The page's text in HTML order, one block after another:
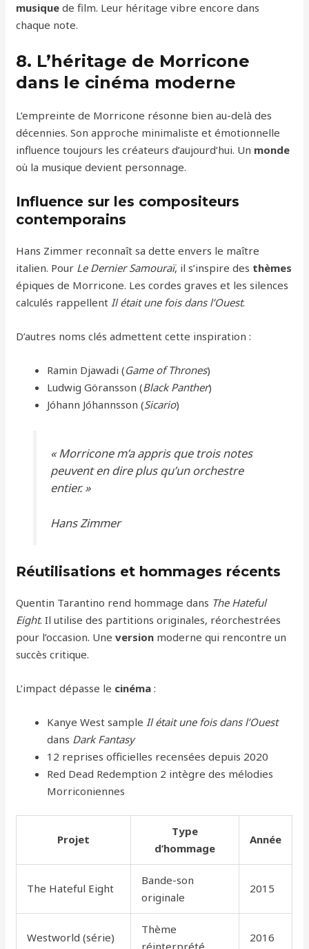
musique de film. Leur héritage vibre encore dans
chaque note.
8. L’héritage de Morricone
dans le cinéma moderne
L’empreinte de Morricone résonne bien au-delà des
décennies. Son approche minimaliste et émotionnelle
influence toujours les créateurs d’aujourd’hui. Un monde
où la musique devient personnage.
Influence sur les compositeurs
contemporains
Hans Zimmer reconnaît sa dette envers le maître
italien. Pour Le Dernier Samouraï, il s’inspire des thèmes
épiques de Morricone. Les cordes graves et les silences
calculés rappellentIl était une fois dans l’Ouest.
D’autres noms clés admettent cette inspiration :
Ramin Djawadi (Game of Thrones)
Ludwig Göransson (Black Panther)
Jóhann Jóhannsson (Sicario)
« Morricone m’a appris que trois notes
peuvent en dire plus qu’un orchestre
entier. »
Hans Zimmer
Réutilisations et hommages récents
Quentin Tarantino rend hommage dans The Hateful
Eight. Il utilise des partitions originales, réorchestrées
pour l’occasion. Uneversion moderne qui rencontre un
succès critique.
L’impact dépasse le cinéma :
Kanye West sample Il était une fois dans l’Ouest
dans Dark Fantasy
12 reprises officielles recensées depuis 2020
Red Dead Redemption 2 intègre des mélodies
Morriconiennes
Projet
Type
d’hommage
Année
The Hateful Eight
Bande-son
originale
2015
Westworld (série)
Thème
2016